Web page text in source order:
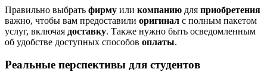
Правильно выбрать фирму или компанию для приобретения
важно, чтобы вам предоставили оригинал с полным пакетом
услуг, включая доставку. Также нужно быть осведомленным
об удобстве доступных способов оплаты.
Реальные перспективы для студентов